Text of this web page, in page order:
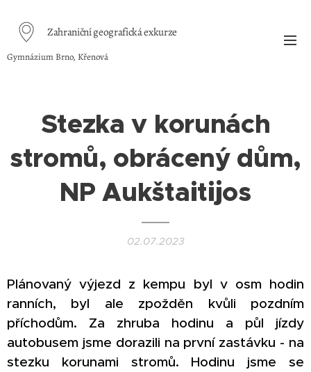
Zahraniční geografická exkurze
Gymnázium Brno, Křenová
Stezka v korunách
stromů, obrácený dům,
NP Aukštaitijos
02.07.2023
Plánovaný výjezd z kempu byl v osm hodin
ranních, byl ale zpožděn kvůli pozdním
příchodům. Za zhruba hodinu a půl jízdy
autobusem jsme dorazili na první zastávku - na
stezku korunami stromů. Hodinu jsme se